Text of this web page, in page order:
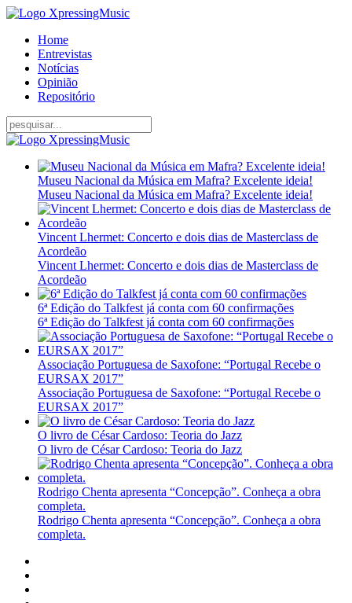
Home
Entrevistas
Notícias
Opinião
Repositório
Museu Nacional da Música em Mafra? Excelente ideia!
Museu Nacional da Música em Mafra? Excelente ideia!
Vincent Lhermet: Concerto e dois dias de Masterclass de
Acordeão
Vincent Lhermet: Concerto e dois dias de Masterclass de
Acordeão
6ª Edição do Talkfest já conta com 60 confirmações
6ª Edição do Talkfest já conta com 60 confirmações
Associação Portuguesa de Saxofone: “Portugal Recebe o
EURSAX 2017”
Associação Portuguesa de Saxofone: “Portugal Recebe o
EURSAX 2017”
O livro de César Cardoso: Teoria do Jazz
O livro de César Cardoso: Teoria do Jazz
Rodrigo Chenta apresenta “Concepção”. Conheça a obra
completa.
Rodrigo Chenta apresenta “Concepção”. Conheça a obra
completa.